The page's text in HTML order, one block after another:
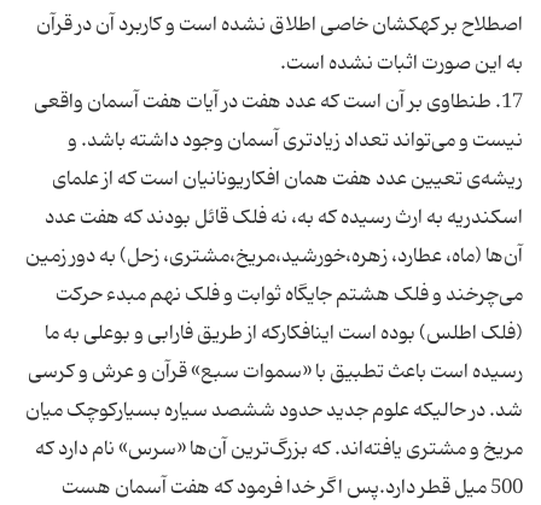
اصطلاح بر کهکشان خاصی اطلاق نشده است و کاربرد آن در قرآن
به این صورت اثبات نشده است.
17. طنطاوی بر آن است که عدد هفت در آیات هفت آسمان واقعی
نیست و می‌تواند تعداد زیادتری آسمان وجود داشته باشد. و
ریشه‌ی تعیین عدد هفت همان افکاریونانیان است که از علمای
اسکندریه به ارث رسیده که به، نه فلک قائل بودند که هفت عدد
آن‌ها (ماه، عطارد، زهره،خورشید،مریخ،مشتری، زحل) به دور زمین
می‌چرخند و فلک هشتم جایگاه ثوابت و فلک نهم مبدء حرکت
(فلک اطلس) بوده است اینافکارکه از طریق فارابی و بوعلی به ما
رسیده است باعث تطبیق با «سموات سبع» قرآن و عرش و کرسی
شد. در حالیکه علوم جدید حدود ششصد سیاره بسیارکوچک میان
مریخ و مشتری یافته‌اند. که بزرگ‌ترین آن‌ها «سرس» نام دارد که
500 میل قطر دارد.پس اگر خدا فرمود که هفت آسمان هست